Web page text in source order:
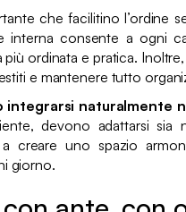
che facilitino l’ordine
interna consente a ogni
più ordinata e pratica.
e mantenere tutto
integrarsi naturalmente
devono adattarsi
creare uno spazio
giorno.